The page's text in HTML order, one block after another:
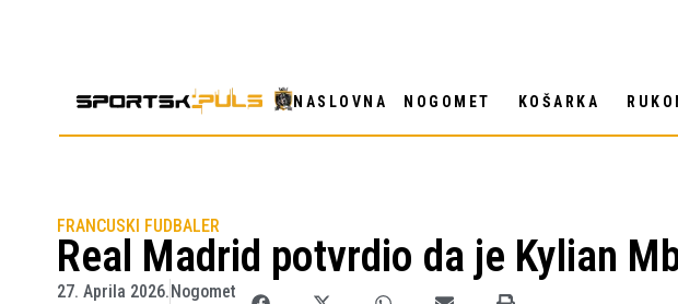
NASLOVNA NOGOMET KOŠARKA
FRANCUSKI FUDBALER
Real Madrid potvrdio da je Kylian
27. Aprila 2026.Nogomet